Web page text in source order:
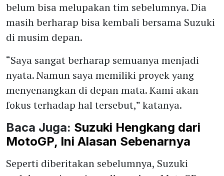
belum bisa melupakan tim sebelumnya. Dia
masih berharap bisa kembali bersama Suzuki
di musim depan.
“Saya sangat berharap semuanya menjadi
nyata. Namun saya memiliki proyek yang
menyenangkan di depan mata. Kami akan
fokus terhadap hal tersebut,” katanya.
Baca Juga: Suzuki Hengkang dari
MotoGP, Ini Alasan Sebenarnya
Seperti diberitakan sebelumnya, Suzuki